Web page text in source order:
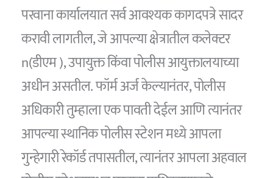
परवाना कार्यालयात सर्व आवश्यक कागदपत्रे सादर
करावी लागतील, जे आपल्या क्षेत्रातील कलेक्टर
n(डीएम ), उपायुक्त किंवा पोलीस आयुक्तालयाच्या
अधीन असतील. फॉर्म अर्ज केल्यानंतर, पोलीस
अधिकारी तुम्हाला एक पावती देईल आणि त्यानंतर
आपल्या स्थानिक पोलीस स्टेशन मध्ये आपला
गुन्हेगारी रेकॉर्ड तपासतील, त्यानंतर आपला अहवाल